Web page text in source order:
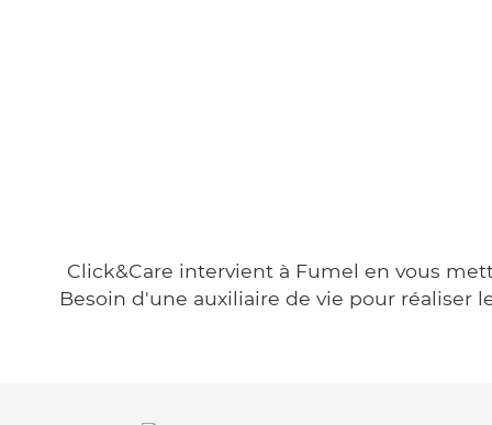
Click&Care intervient à Fumel en vous
Besoin d'une auxiliaire de vie pour réaliser